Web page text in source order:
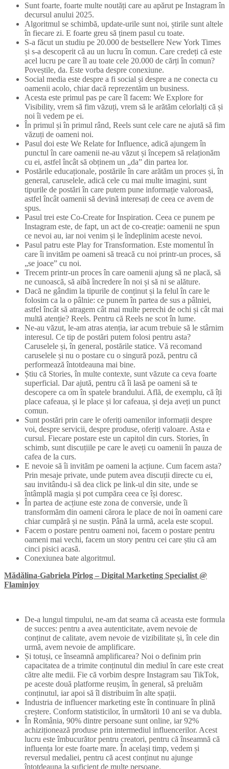
Sunt foarte, foarte multe noutăți care au apărut pe Instagram în
decursul anului 2025.
Algoritmul se schimbă, update-urile sunt noi, știrile sunt altele
în fiecare zi. E foarte greu să ținem pasul cu toate.
S-a făcut un studiu pe 20.000 de bestsellere New York Times
și s-a descoperit că au un lucru în comun. Care credeți că este
acel lucru pe care îl au toate cele 20.000 de cărți în comun?
Poveștile, da. Este vorba despre conexiune.
Social media este despre a fi social și despre a ne conecta cu
oamenii acolo, chiar dacă reprezentăm un business.
Acesta este primul pas pe care îl facem: We Explore for
Visibility, vrem să fim văzuți, vrem să le arătăm celorlalți că și
noi îi vedem pe ei.
În primul și în primul rând, Reels sunt cele care ne ajută să fim
văzuți de oameni noi.
Pasul doi este We Relate for Influence, adică ajungem în
punctul în care oamenii ne-au văzut și începem să relaționăm
cu ei, astfel încât să obținem un „da” din partea lor.
Postările educaționale, postările în care arătăm un proces și, în
general, caruselele, adică cele cu mai multe imagini, sunt
tipurile de postări în care putem pune informație valoroasă,
astfel încât oamenii să devină interesați de ceea ce avem de
spus.
Pasul trei este Co-Create for Inspiration. Ceea ce punem pe
Instagram este, de fapt, un act de co-creație: oamenii ne spun
ce nevoi au, iar noi venim și le îndeplinim aceste nevoi.
Pasul patru este Play for Transformation. Este momentul în
care îi invităm pe oameni să treacă cu noi printr-un proces, să
„se joace” cu noi.
Trecem printr-un proces în care oamenii ajung să ne placă, să
ne cunoască, să aibă încredere în noi și să ni se alăture.
Dacă ne gândim la tipurile de conținut și la felul în care le
folosim ca la o pâlnie: ce punem în partea de sus a pâlniei,
astfel încât să atragem cât mai multe perechi de ochi și cât mai
multă atenție? Reels. Pentru că Reels ne scot în lume.
Ne-au văzut, le-am atras atenția, iar acum trebuie să le stârnim
interesul. Ce tip de postări putem folosi pentru asta?
Caruselele și, în general, postările statice. Vă recomand
caruselele și nu o postare cu o singură poză, pentru că
performează întotdeauna mai bine.
Știu că Stories, în multe contexte, sunt văzute ca ceva foarte
superficial. Dar ajută, pentru că îi lasă pe oameni să te
descopere ca om în spatele brandului. Află, de exemplu, că îți
place cafeaua, și le place și lor cafeaua, și deja aveți un punct
comun.
Sunt postări prin care le oferiți oamenilor informații despre
voi, despre servicii, despre produse, oferiți valoare. Asta e
cursul. Fiecare postare este un capitol din curs. Stories, în
schimb, sunt discuțiile pe care le aveți cu oamenii în pauza de
cafea de la curs.
E nevoie să îi invităm pe oameni la acțiune. Cum facem asta?
Prin mesaje private, unde putem avea discuții directe cu ei,
sau invitându-i să dea click pe link-ul din site, unde se
întâmplă magia și pot cumpăra ceea ce își doresc.
În partea de acțiune este zona de conversie, unde îi
transformăm din oameni cărora le place de noi în oameni care
chiar cumpără și ne susțin. Până la urmă, acela este scopul.
Facem o postare pentru oameni noi, facem o postare pentru
oameni mai vechi, facem un story pentru cei care știu că am
cinci pisici acasă.
Conexiunea bate algoritmul.
Mădălina-Gabriela Pîrlog – Digital Marketing Specialist @
Flaminjoy
De-a lungul timpului, ne-am dat seama că aceasta este formula
de succes: pentru a avea autenticitate, avem nevoie de
conținut de calitate, avem nevoie de vizibilitate și, în cele din
urmă, avem nevoie de amplificare.
Și totuși, ce înseamnă amplificarea? Noi o definim prin
capacitatea de a trimite conținutul din mediul în care este creat
către alte medii. Fie că vorbim despre Instagram sau TikTok,
pe aceste două platforme reușim, în general, să preluăm
conținutul, iar apoi să îl distribuim în alte spații.
Industria de influencer marketing este în continuare în plină
creștere. Conform statisticilor, în următorii 10 ani se va dubla.
În România, 90% dintre persoane sunt online, iar 92%
achiziționează produse prin intermediul influencerilor. Acest
lucru este îmbucurător pentru creatori, pentru că înseamnă că
influența lor este foarte mare. În același timp, vedem și
reversul medaliei, pentru că acest conținut nu ajunge
întotdeauna la suficient de multe persoane.